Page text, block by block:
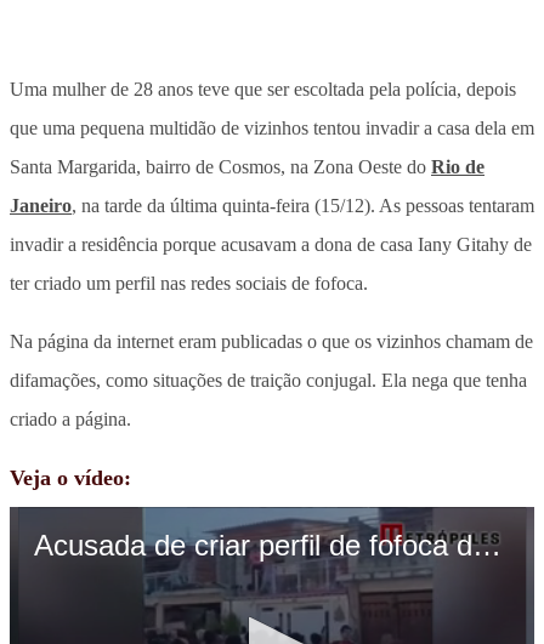
Uma mulher de 28 anos teve que ser escoltada pela polícia, depois
que uma pequena multidão de vizinhos tentou invadir a casa dela em
Santa Margarida, bairro de Cosmos, na Zona Oeste do Rio de
Janeiro, na tarde da última quinta-feira (15/12). As pessoas tentaram
invadir a residência porque acusavam a dona de casa Iany Gitahy de
ter criado um perfil nas redes sociais de fofoca.
Na página da internet eram publicadas o que os vizinhos chamam de
difamações, como situações de traição conjugal. Ela nega que tenha
criado a página.
Veja o vídeo: